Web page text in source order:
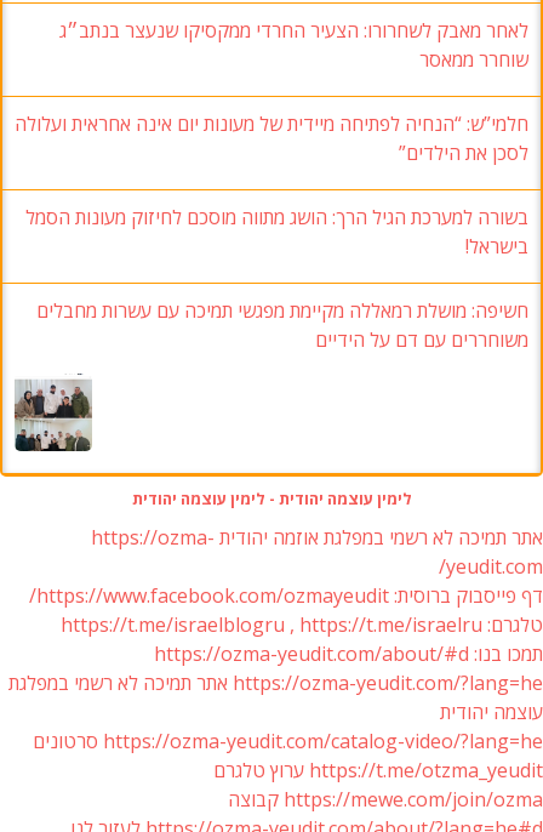
לאחר מאבק לשחרורו: הצעיר החרדי ממקסיקו שנעצר בנתב״ג
שוחרר ממאסר
חלמי”ש: “הנחיה לפתיחה מיידית של מעונות יום אינה אחראית ועלולה
לסכן את הילדים”
בשורה למערכת הגיל הרך: הושג מתווה מוסכם לחיזוק מעונות הסמל
בישראל!
חשיפה: מושלת רמאללה מקיימת מפגשי תמיכה עם עשרות מחבלים
משוחררים עם דם על הידיים
לימין עוצמה יהודית - לימין עוצמה יהודית
אתר תמיכה לא רשמי במפלגת אוזמה יהודית https://ozma-
yeudit.com/
דף פייסבוק ברוסית: https://www.facebook.com/ozmayeudit/
טלגרם: https://t.me/israelblogru , https://t.me/israelru
תמכו בנו: https://ozma-yeudit.com/about/#d
https://ozma-yeudit.com/?lang=he אתר תמיכה לא רשמי במפלגת
עוצמה יהודית
https://ozma-yeudit.com/catalog-video/?lang=he סרטונים
https://t.me/otzma_yeudit ערוץ טלגרם
https://mewe.com/join/ozma קבוצה